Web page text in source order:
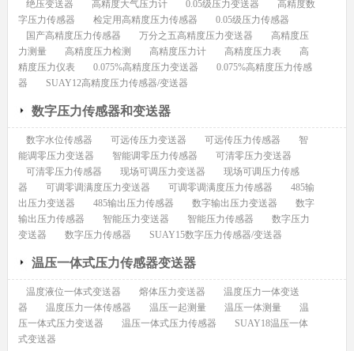
绝压变送器 高精度大气压力计 0.05级压力变送器
高精度数
字压力传感器
检定用高精度压力传感器
0.05级压力传感器
国产高精度压力传感器
万分之五高精度压力变送器
高精度压
力测量
高精度压力检测 高精度压力计 高精度压力表
高
精度压力仪表
0.075%高精度压力变送器
0.075%高精度压力传感
器
SUAY12高精度压力传感器/变送器
数字压力传感器和变送器
数字水位传感器 可远传压力变送器 可远传压力传感器
智
能调零压力变送器
智能调零压力传感器
可清零压力变送器
可清零压力传感器
现场可调压力变送器
现场可调压力传感
器
可调零调满度压力变送器 可调零调满度压力传感器
485输
出压力变送器
485输出压力传感器 数字输出压力变送器
数字
输出压力传感器
智能压力变送器 智能压力传感器
数字压力
变送器
数字压力传感器 SUAY15数字压力传感器/变送器
温压一体式压力传感器变送器
温度液位一体式变送器 熔体压力变送器
温度压力一体变送
器
温度压力一体传感器 温压一起测量 温压一体测量
温
压一体式压力变送器
温压一体式压力传感器
SUAY18温压一体
式变送器